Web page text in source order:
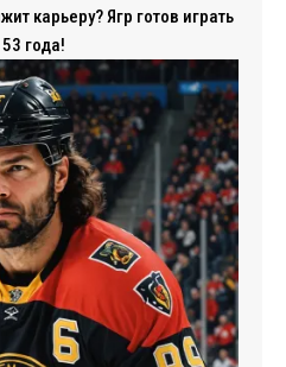
карьеру? Ягр готов играть
года!